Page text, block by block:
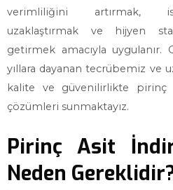
verimliliğini artırmak,
uzaklaştırmak ve hijyen
getirmek amacıyla
yıllara dayanan tecrübemiz ve
kalite ve güvenilirlikte
çözümleri sunmaktayız.
Pirinç Asit
Neden